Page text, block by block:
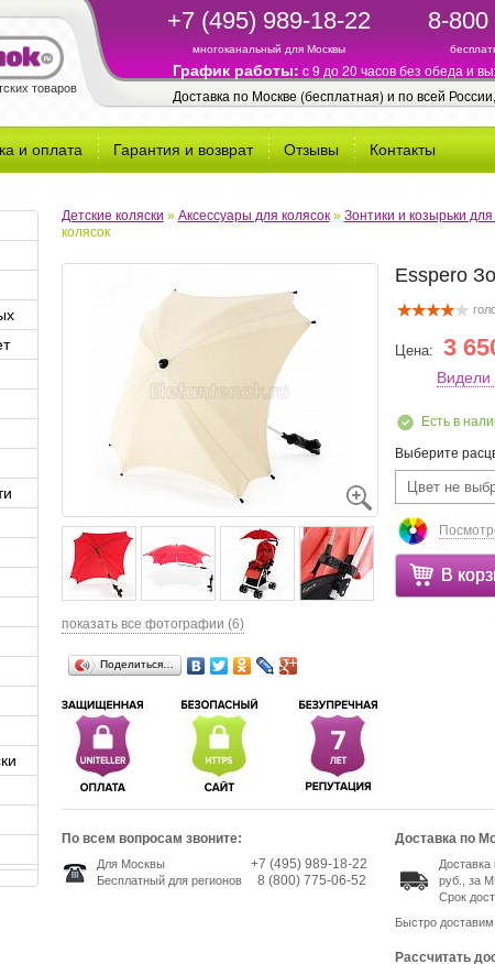
товаров
+7 (495) 989-18-22
многоканальный для Москвы
8-800
График работы: c 9 до 20 часов без обеда и
Доставка по Москве (бесплатная) и по всей России,
и оплата Гарантия и возврат Отзывы Контакты
Детские коляски » Аксессуары для колясок» Зонтики и козырьки для
колясок
показать все фотографии (6)
Поделиться…
Esspero
Цена: 3
Видели
Есть в
Выберите
Цвет не
В
По всем вопросам звоните:
Для Москвы
Бесплатный для регионов
+7 (495) 989-18-22
8 (800) 775-06-52
Доставка по
руб., за
Срок
Быстро
Рассчитать